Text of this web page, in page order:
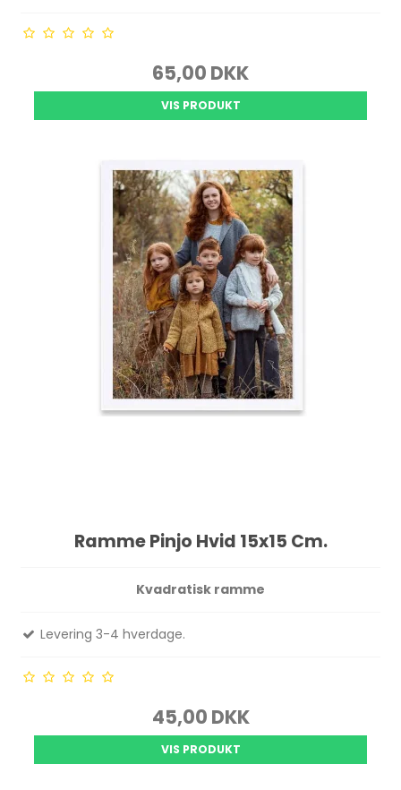
65,00 DKK
VIS PRODUKT
Ramme Pinjo Hvid 15x15 Cm.
Kvadratisk ramme
Levering 3-4 hverdage.
45,00 DKK
VIS PRODUKT